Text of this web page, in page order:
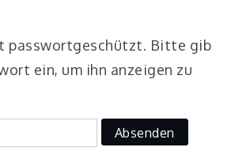
passwortgeschützt. Bitte gib
ein, um ihn anzeigen zu